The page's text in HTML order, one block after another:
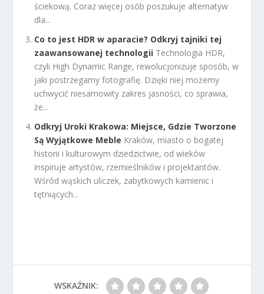
ściekową. Coraz więcej osób poszukuje alternatyw
dla...
Co to jest HDR w aparacie? Odkryj tajniki tej
zaawansowanej technologii Technologia HDR,
czyli High Dynamic Range, rewolucjonizuje sposób, w
jaki postrzegamy fotografię. Dzięki niej możemy
uchwycić niesamowity zakres jasności, co sprawia,
że...
Odkryj Uroki Krakowa: Miejsce, Gdzie Tworzone
Są Wyjątkowe Meble Kraków, miasto o bogatej
historii i kulturowym dziedzictwie, od wieków
inspiruje artystów, rzemieślników i projektantów.
Wśród wąskich uliczek, zabytkowych kamienic i
tętniących...
WSKAŹNIK: